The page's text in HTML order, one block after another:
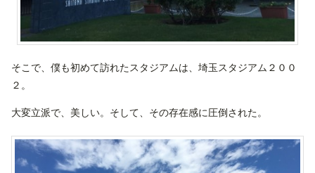
そこで、僕も初めて訪れたスタジアムは、埼玉スタジアム２００
２。
大変立派で、美しい。そして、その存在感に圧倒された。